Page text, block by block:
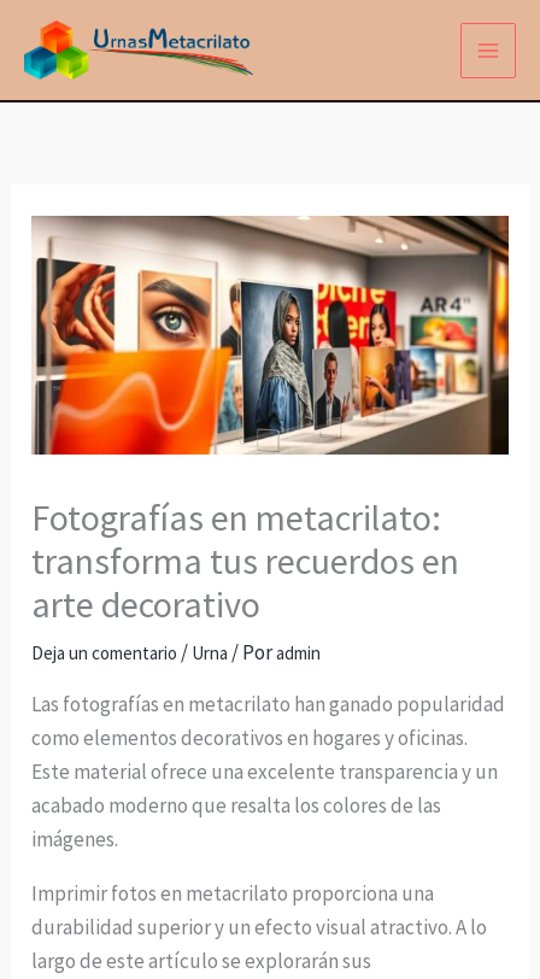
contenido
Fotografías en metacrilato:
transforma tus recuerdos en
arte decorativo
Deja un comentario / Urna / Poradmin
Las fotografías en metacrilato han ganado popularidad
como elementos decorativos en hogares y oficinas.
Este material ofrece una excelente transparencia y un
acabado moderno que resalta los colores de las
imágenes.
Imprimir fotos en metacrilato proporciona una
durabilidad superior y un efecto visual atractivo. A lo
largo de este artículo se explorarán sus